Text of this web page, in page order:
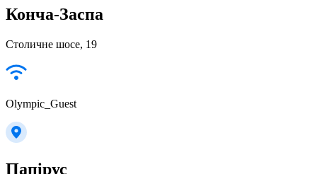
Конча-Заспа
Столичне шосе, 19
Olympic_Guest
Папірус